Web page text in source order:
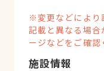
※変更などにより
記載と異なる場合
ージなどをご確認
施設情報